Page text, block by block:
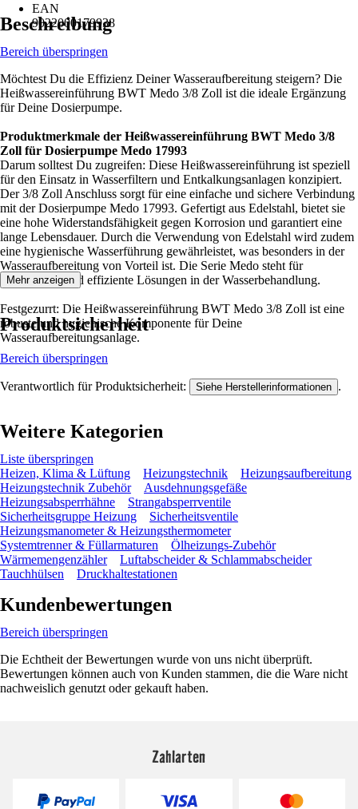
EAN
9022000179938
Beschreibung
Bereich überspringen
Möchtest Du die Effizienz Deiner Wasseraufbereitung steigern? Die
Heißwassereinführung BWT Medo 3/8 Zoll ist die ideale Ergänzung
für Deine Dosierpumpe.
Produktmerkmale der Heißwassereinführung BWT Medo 3/8
Zoll für Dosierpumpe Medo 17993
Darum solltest Du zugreifen: Diese Heißwassereinführung ist speziell
für den Einsatz in Wasserfiltern und Entkalkungsanlagen konzipiert.
Der 3/8 Zoll Anschluss sorgt für eine einfache und sichere Verbindung
mit der Dosierpumpe Medo 17993. Gefertigt aus Edelstahl, bietet sie
eine hohe Widerstandsfähigkeit gegen Korrosion und garantiert eine
lange Lebensdauer. Durch die Verwendung von Edelstahl wird zudem
eine hygienische Wasserführung gewährleistet, was besonders in der
Wasseraufbereitung von Vorteil ist. Die Serie Medo steht für
zuverlässige und effiziente Lösungen in der Wasserbehandlung.
Festgezurrt: Die Heißwassereinführung BWT Medo 3/8 Zoll ist eine
robuste und hygienische Komponente für Deine
Wasseraufbereitungsanlage.
Mehr anzeigen
Produktsicherheit
Bereich überspringen
Verantwortlich für Produktsicherheit: Siehe Herstellerinformationen .
Weitere Kategorien
Liste überspringen
Heizen, Klima & Lüftung
Heizungstechnik
Heizungsaufbereitung
Heizungstechnik Zubehör
Ausdehnungsgefäße
Heizungsabsperrhähne
Strangabsperrventile
Sicherheitsgruppe Heizung
Sicherheitsventile
Heizungsmanometer & Heizungsthermometer
Systemtrenner & Füllarmaturen
Ölheizungs-Zubehör
Wärmemengenzähler
Luftabscheider & Schlammabscheider
Tauchhülsen
Druckhaltestationen
Kundenbewertungen
Bereich überspringen
Die Echtheit der Bewertungen wurde von uns nicht überprüft.
Bewertungen können auch von Kunden stammen, die die Ware nicht
nachweislich genutzt oder gekauft haben.
Zahlarten